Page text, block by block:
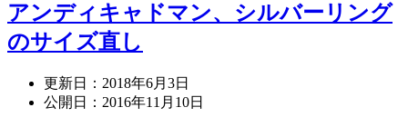
アンディキャドマン、シルバーリング
のサイズ直し
更新日： 2018年6月3日
公開日： 2016年11月10日